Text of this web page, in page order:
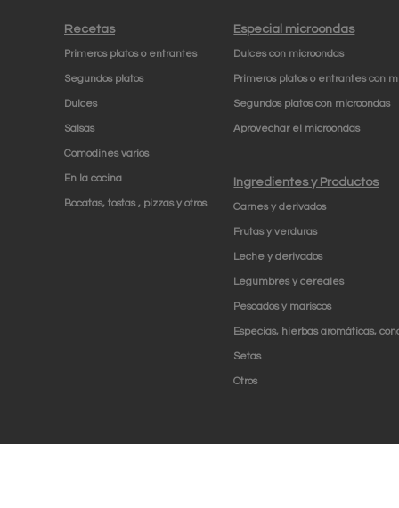
Recetas
Primeros platos o entrantes
Segundos platos
Dulces
Salsas
Comodines varios
En la cocina
Bocatas, tostas , pizzas y otros
Especial microondas
Dulces con microondas
Primeros platos o entrantes con
Segundos platos con microondas
Aprovechar el microondas
Ingredientes y Productos
Carnes y derivados
Frutas y verduras
Leche y derivados
Legumbres y cereales
Pescados y mariscos
Especias, hierbas aromáticas,
Setas
Otros